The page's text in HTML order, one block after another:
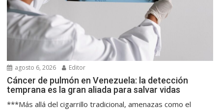
agosto 6, 2026 Editor
Cáncer de pulmón en Venezuela: la detección
temprana es la gran aliada para salvar vidas
***Más allá del cigarrillo tradicional, amenazas como el